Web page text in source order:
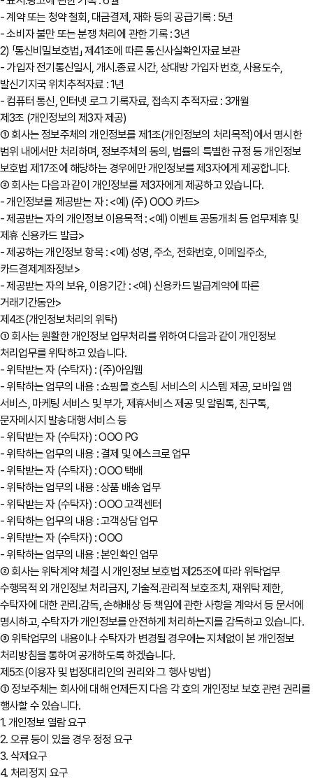
- 계약 또는 청약 철회, 대금결제, 재화 등의 공급기록 : 5년
- 소비자 불만 또는 분쟁 처리에 관한 기록 : 3년
2) 「통신비밀보호법」 제41조에 따른 통신사실확인자료 보관
- 가입자 전기통신일시, 개시․종료 시간, 상대방 가입자 번호, 사용도수,
발신기지국 위치추적자료 : 1년
- 컴퓨터 통신, 인터넷 로그 기록자료, 접속지 추적자료 : 3개월
제3조 (개인정보의 제3자 제공)
① 회사는 정보주체의 개인정보를 제1조(개인정보의 처리목적)에서 명시한
범위 내에서만 처리하며, 정보주체의 동의, 법률의 특별한 규정 등 개인정보
보호법 제17조에 해당하는 경우에만 개인정보를 제3자에게 제공합니다.
② 회사는 다음과 같이 개인정보를 제3자에게 제공하고 있습니다.
- 개인정보를 제공받는 자 : <예) (주) OOO 카드>
- 제공받는 자의 개인정보 이용목적 : <예) 이벤트 공동개최 등 업무제휴 및
제휴 신용카드 발급>
- 제공하는 개인정보 항목 : <예) 성명, 주소, 전화번호, 이메일주소,
카드결제계좌정보>
- 제공받는 자의 보유, 이용기간 : <예) 신용카드 발급계약에 따른
거래기간동안>
제4조(개인정보처리의 위탁)
① 회사는 원활한 개인정보 업무처리를 위하여 다음과 같이 개인정보
처리업무를 위탁하고 있습니다.
- 위탁받는 자 (수탁자) : (주)아임웹
- 위탁하는 업무의 내용 : 쇼핑몰 호스팅 서비스의 시스템 제공, 모바일 앱
서비스, 마케팅 서비스 및 부가, 제휴서비스 제공 및 알림톡, 친구톡,
문자메시지 발송대행 서비스 등
- 위탁받는 자 (수탁자) : OOO PG
- 위탁하는 업무의 내용 : 결제 및 에스크로 업무
- 위탁받는 자 (수탁자) : OOO 택배
- 위탁하는 업무의 내용 : 상품 배송 업무
- 위탁받는 자 (수탁자) : OOO 고객센터
- 위탁하는 업무의 내용 : 고객상담 업무
- 위탁받는 자 (수탁자) : OOO
- 위탁하는 업무의 내용 : 본인확인 업무
② 회사는 위탁계약 체결 시 개인정보 보호법 제25조에 따라 위탁업무
수행목적 외 개인정보 처리금지, 기술적․관리적 보호조치, 재위탁 제한,
수탁자에 대한 관리․감독, 손해배상 등 책임에 관한 사항을 계약서 등 문서에
명시하고, 수탁자가 개인정보를 안전하게 처리하는지를 감독하고 있습니다.
③ 위탁업무의 내용이나 수탁자가 변경될 경우에는 지체없이 본 개인정보
처리방침을 통하여 공개하도록 하겠습니다.
제5조(이용자 및 법정대리인의 권리와 그 행사 방법)
① 정보주체는 회사에 대해 언제든지 다음 각 호의 개인정보 보호 관련 권리를
행사할 수 있습니다.
1. 개인정보 열람 요구
2. 오류 등이 있을 경우 정정 요구
3. 삭제요구
4. 처리정지 요구